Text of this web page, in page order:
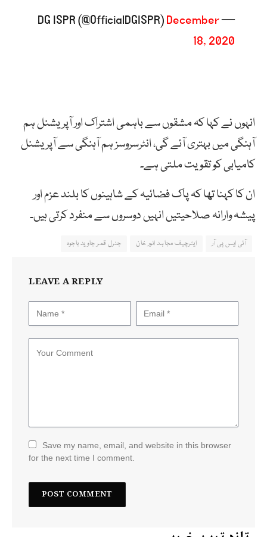
— DG ISPR (@OfficialDGISPR)
December
18, 2020
انہوں نے کہا کہ مشقوں سے باہمی اشتراک اور آپریشنل ہم
آہنگی میں بہتری آئے گی، انٹرسروسز ہم آہنگی سے آپریشنل
کامیابی کو تقویت ملتی ہے۔
ان کا کہنا تھا کہ پاک فضائیہ کے شاہینوں کا بلند عزم اور
پیشہ وارانہ صلاحیتیں انہیں دوسروں سے منفرد کرتی ہیں۔
آئی ایس پی آر ایئرچیف مجاہد انور خان جنرل قمر جاوید باجوہ
LEAVE A REPLY
Save my name, email, and website in this browser
for the next time I comment.